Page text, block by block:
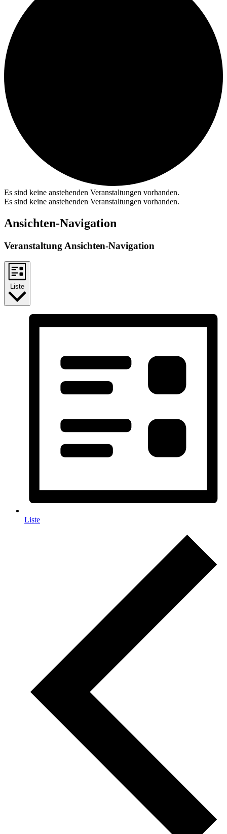
Es sind keine anstehenden Veranstaltungen vorhanden.
Es sind keine anstehenden Veranstaltungen vorhanden.
Ansichten-Navigation
Veranstaltung Ansichten-Navigation
Liste
Liste